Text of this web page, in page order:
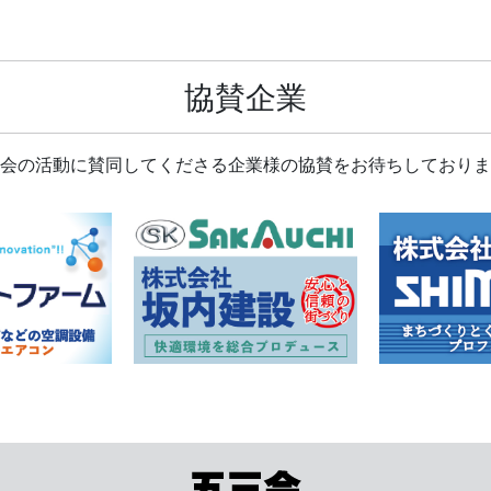
協賛企業
の活動に賛同してくださる企業様の協賛をお待ちしており